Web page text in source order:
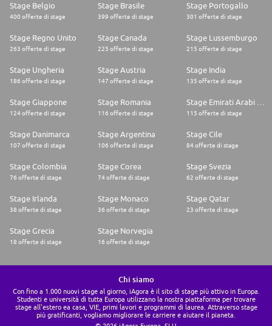
Stage Belgio
400 offerte di stage
Stage Brasile
399 offerte di stage
Stage Portogallo
301 offerte di stage
Stage Regno Unito
263 offerte di stage
Stage Canada
225 offerte di stage
Stage Lussemburgo
215 offerte di stage
Stage Ungheria
186 offerte di stage
Stage Austria
147 offerte di stage
Stage India
135 offerte di stage
Stage Giappone
124 offerte di stage
Stage Romania
116 offerte di stage 115 offerte di stage
Stage Danimarca
107 offerte di stage
Stage Argentina
106 offerte di stage
Stage Cile
84 offerte di stage
Stage Colombia
76 offerte di stage
Stage Corea
74 offerte di stage
Stage Svezia
62 offerte di stage
Stage Irlanda
38 offerte di stage
Stage Monaco
36 offerte di stage
Stage Qatar
23 offerte di stage
Stage Grecia
18 offerte di stage
Stage Norvegia
16 offerte di stage
Chi siamo
Con fino a 1.000 nuovi stage al giorno, iAgora è il sito di stage più attivo in Europa.
Studenti e università di tutta Europa utilizzano la nostra piattaforma per trovare
stage all'estero ea casa, VIE, primi lavori e programmi di laurea. Attraverso stage
più gratificanti, vogliamo migliorare le carriere e aiutare il pianeta.